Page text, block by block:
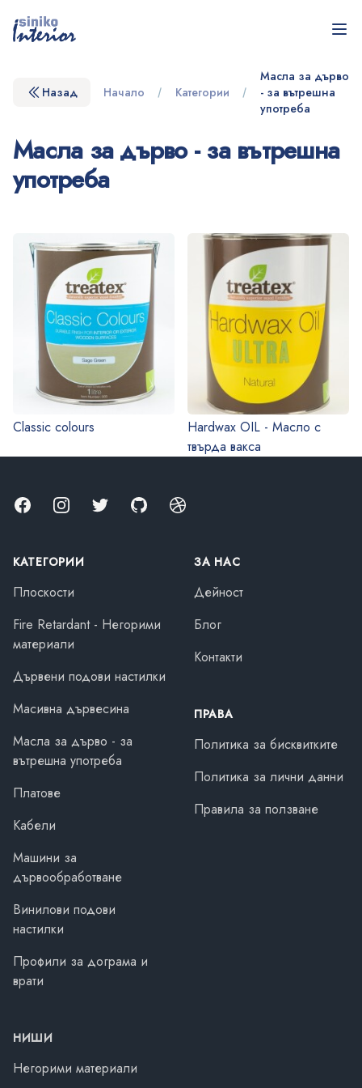
Siniko Interior - С любов към хората и природата!
Назад Начало Категории
Масла за дърво
- за вътрешна
употреба
Масла за дърво - за вътрешна
употреба
Classic colours
Hardwax OIL - Масло с
твърда вакса
FacebookInstagramTwitter GitHub Dribbble
КАТЕГОРИИ
Плоскости
Fire Retardant - Негорими
материали
Дървени подови настилки
Масивна дървесина
Масла за дърво - за
вътрешна употреба
Платове
Кабели
Машини за
дървообработване
Винилови подови
настилки
Профили за дограма и
врати
НИШИ
Негорими материали
ЗА НАС
Дейност
Блог
Контакти
ПРАВА
Политика за бисквитките
Политика за лични данни
Правила за ползване